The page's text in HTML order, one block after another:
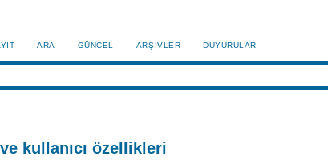
ARA GÜNCEL ARŞIVLER DUYURULAR
kullanıcı özellikleri